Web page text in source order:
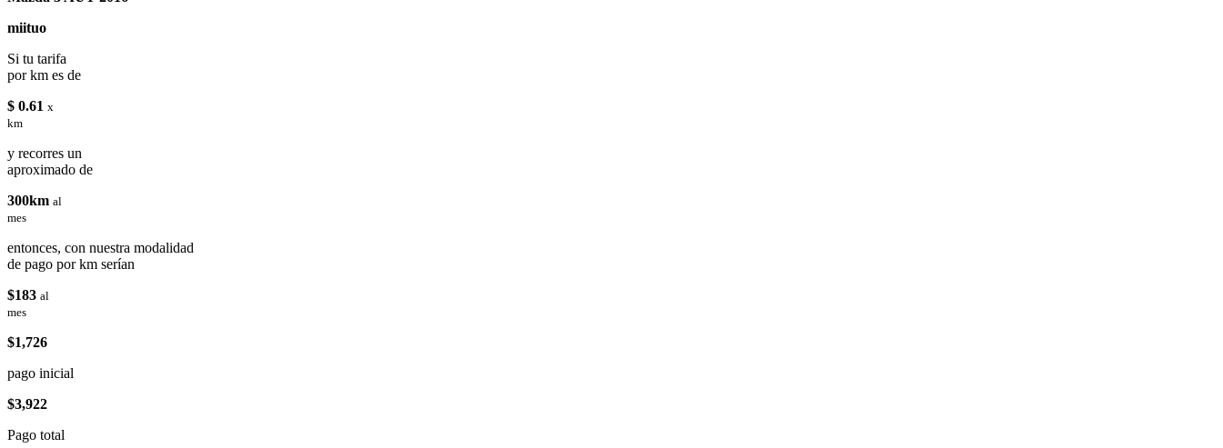
miituo
Si tu tarifa
por km es de
$ 0.61 x
km
y recorres un
aproximado de
300km al
mes
entonces, con nuestra modalidad
de pago por km serían
$183 al
mes
$1,726
pago inicial
$3,922
Pago total